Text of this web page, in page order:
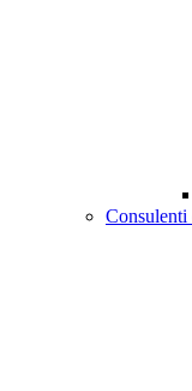
Consulenti